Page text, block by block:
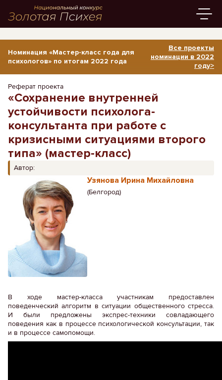
Номинация «Мастер-класс года для
психологов» по итогам 2022 года
Все проекты
номинации в 2022
году>
Реферат проекта
«Сохранение внутренней
устойчивости психолога-
консультанта при работе с
кризисными ситуациями второго
типа» (мастер-класс)
Автор:
Узянова Ирина Михайловна
(Белгород)
В ходе мастер-класса участникам предоставлен
поведенческий алгоритм в ситуации общественного стресса.
И были предложены экспрес-техники совладающего
поведения как в процессе психологической консультации, так
и в процессе самопомощи.